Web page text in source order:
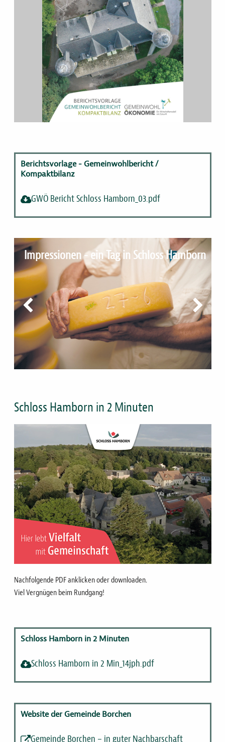
Berichtsvorlage - Gemeinwohlbericht /
Kompaktbilanz
GWÖ Bericht Schloss Hamborn_03.pdf
Impressionen - ein Tag in Schloss Hamborn
vorheriges Bild nächstes
Schloss Hamborn in 2 Minuten
Nachfolgende PDF anklicken oder downloaden.
Viel Vergnügen beim Rundgang!
Schloss Hamborn in 2 Minuten
Schloss Hamborn in 2 Min_14jph.pdf
Website der Gemeinde Borchen
Gemeinde Borchen – in guter Nachbarschaft